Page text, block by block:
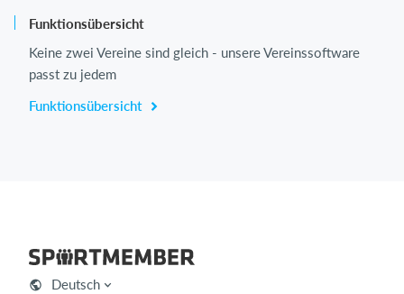
Funktionsübersicht
Keine zwei Vereine sind gleich - unsere Vereinssoftware
passt zu jedem
Funktionsübersicht
Deutsch